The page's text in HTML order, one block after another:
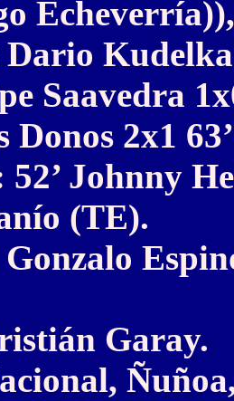
Saavedra
Donos 2x1
Johnny
(TE).
Garay.